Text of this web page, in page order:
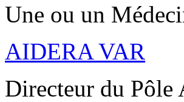
Une ou un
AIDERA VAR
Directeur du Pôle